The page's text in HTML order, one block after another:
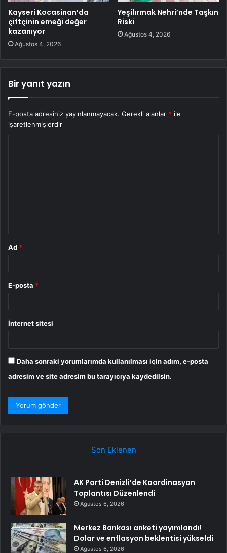
Kayseri Kocasinan’da
çiftçinin emeği değer
kazanıyor
Ağustos 4, 2026
Yeşilırmak Nehri’nde Taşkın
Riski
Ağustos 4, 2026
Bir yanıt yazın
E-posta adresiniz yayınlanmayacak. Gerekli alanlar * ile
işaretlenmişlerdir
Ad *
E-posta *
İnternet sitesi
Daha sonraki yorumlarımda kullanılması için adım, e-posta
adresim ve site adresim bu tarayıcıya kaydedilsin.
Son Eklenen
AK Parti Denizli’de Koordinasyon
Toplantısı Düzenlendi
Ağustos 6, 2026
Merkez Bankası anketi yayımlandı!
Dolar ve enflasyon beklentisi yükseldi
Ağustos 6, 2026